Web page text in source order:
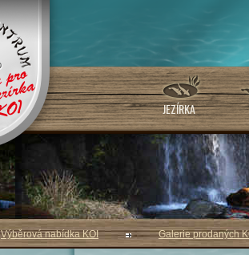
JEZÍRKA
Výběrová nabídka KOI Galerie prodaných